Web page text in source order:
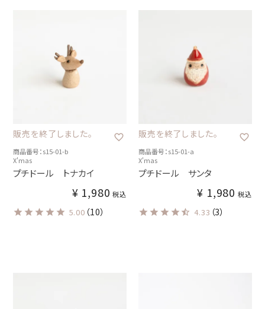
販売を終了しました。
商品番号：s15-01-b
X'mas
プチドール トナカイ
¥ 1,980 税込
5.00 （10）
販売を終了しました。
商品番号：s15-01-a
X'mas
プチドール サンタ
¥ 1,980 税込
4.33 （3）